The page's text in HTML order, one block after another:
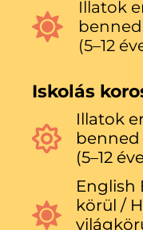
Illatok
(5–12
Iskolás
Illatok
benned
(5–12
English
körül /